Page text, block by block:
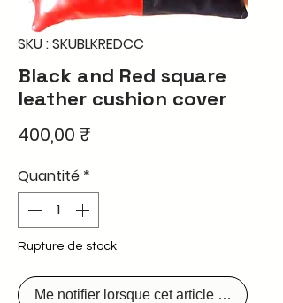
SKU : SKUBLKREDCC
Black and Red square
leather cushion cover
400,00 ₹
Quantité *
Rupture de stock
Me notifier lorsque cet article est